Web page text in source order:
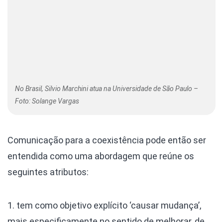
No Brasil, Silvio Marchini atua na Universidade de São Paulo –
Foto: Solange Vargas
Comunicação para a coexistência pode então ser
entendida como uma abordagem que reúne os
seguintes atributos:
1. tem como objetivo explícito ‘causar mudança’,